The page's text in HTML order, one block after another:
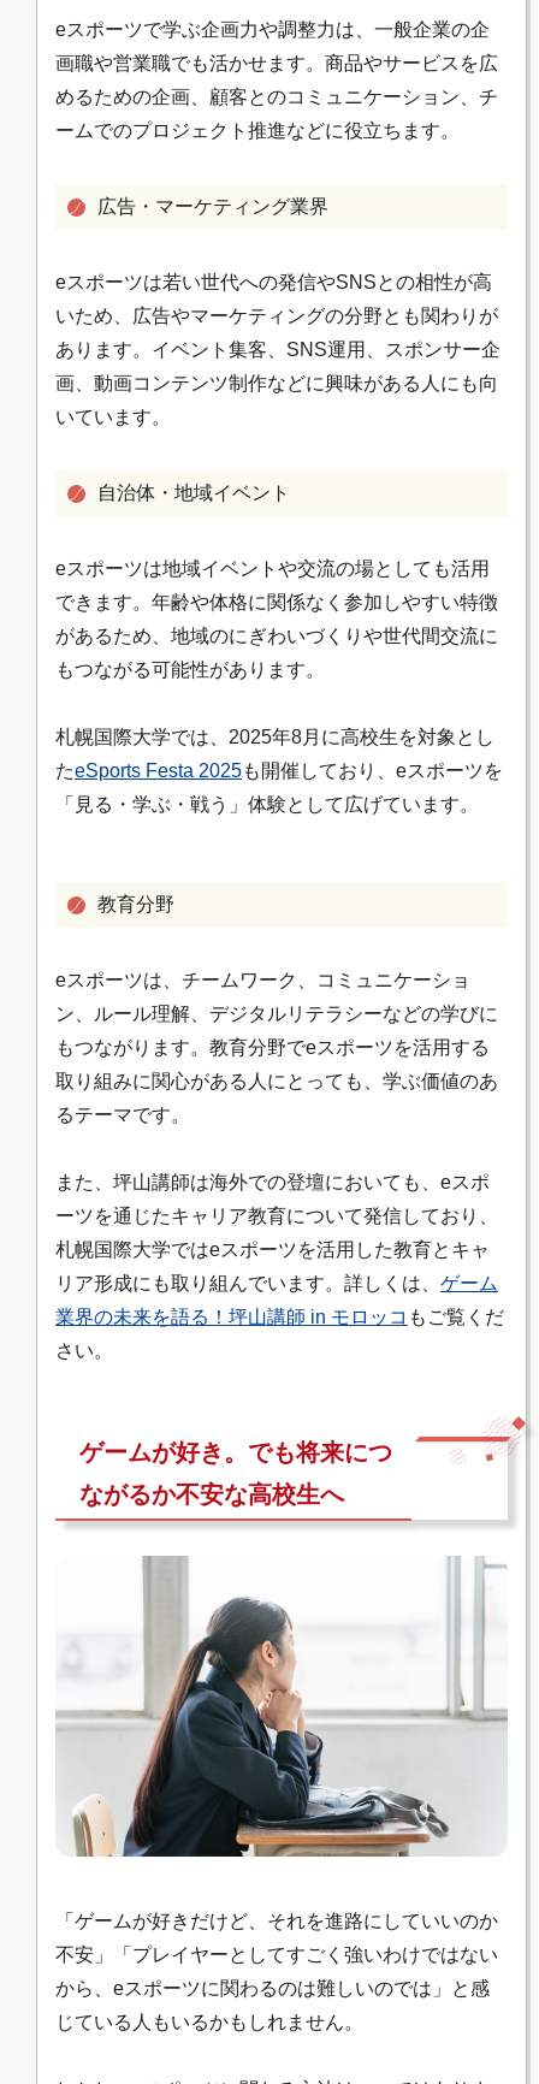
eスポーツで学ぶ企画力や調整力は、一般企業の企
画職や営業職でも活かせます。商品やサービスを広
めるための企画、顧客とのコミュニケーション、チ
ームでのプロジェクト推進などに役立ちます。
広告・マーケティング業界
eスポーツは若い世代への発信やSNSとの相性が高
いため、広告やマーケティングの分野とも関わりが
あります。イベント集客、SNS運用、スポンサー企
画、動画コンテンツ制作などに興味がある人にも向
いています。
自治体・地域イベント
eスポーツは地域イベントや交流の場としても活用
できます。年齢や体格に関係なく参加しやすい特徴
があるため、地域のにぎわいづくりや世代間交流に
もつながる可能性があります。
札幌国際大学では、2025年8月に高校生を対象とし
たeSports Festa 2025も開催しており、eスポーツを
「見る・学ぶ・戦う」体験として広げています。
教育分野
eスポーツは、チームワーク、コミュニケーショ
ン、ルール理解、デジタルリテラシーなどの学びに
もつながります。教育分野でeスポーツを活用する
取り組みに関心がある人にとっても、学ぶ価値のあ
るテーマです。
また、坪山講師は海外での登壇においても、eスポ
ーツを通じたキャリア教育について発信しており、
札幌国際大学ではeスポーツを活用した教育とキャ
リア形成にも取り組んでいます。詳しくは、 ゲーム
業界の未来を語る！坪山講師 in モロッコ もご覧くだ
さい。
ゲームが好き。でも将来につ
ながるか不安な高校生へ
「ゲームが好きだけど、それを進路にしていいのか
不安」「プレイヤーとしてすごく強いわけではない
から、eスポーツに関わるのは難しいのでは」と感
じている人もいるかもしれません。